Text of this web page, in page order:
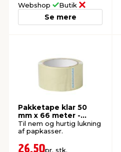
Webshop Butik
Se mere
Pakketape klar 50
mm x 66 meter -
LUXI®
Til nem og hurtig lukning
af papkasser.
26,50pr. stk.